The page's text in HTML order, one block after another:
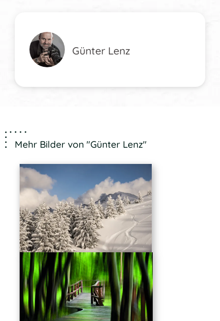
Günter Lenz
Mehr Bilder von "Günter Lenz"